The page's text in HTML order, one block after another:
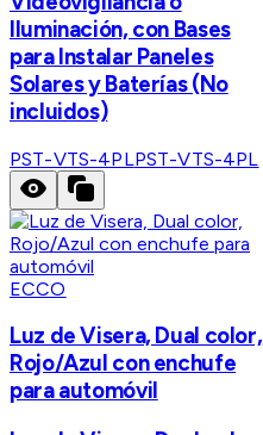
Iluminación, con Bases
para Instalar Paneles
Solares y Baterías (No
incluidos)
PST-VTS-4PLPST-VTS-4PL
ECCO
Luz de Visera, Dual color,
Rojo/Azul con enchufe
para automóvil